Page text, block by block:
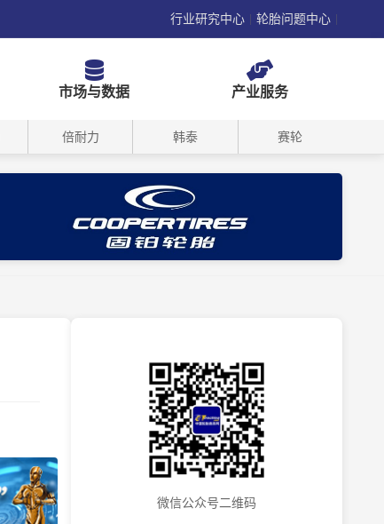
行业研究中心 | 轮胎问题中心 |
市场与数据 产业服务
倍耐力 韩泰 赛轮
微信公众号二维码